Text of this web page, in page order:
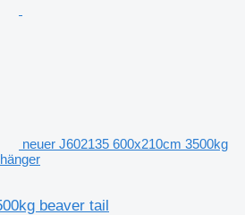
neuer J602135 600x210cm 3500kg
beaver tail